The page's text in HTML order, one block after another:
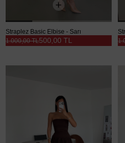
Straplez Basic Elbise - Sarı
500,00 TL
1.000,00 TL